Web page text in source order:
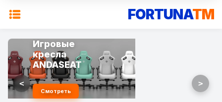
FORTUNATM
Игровые
кресла
ANDASEAT
Смотреть
< >